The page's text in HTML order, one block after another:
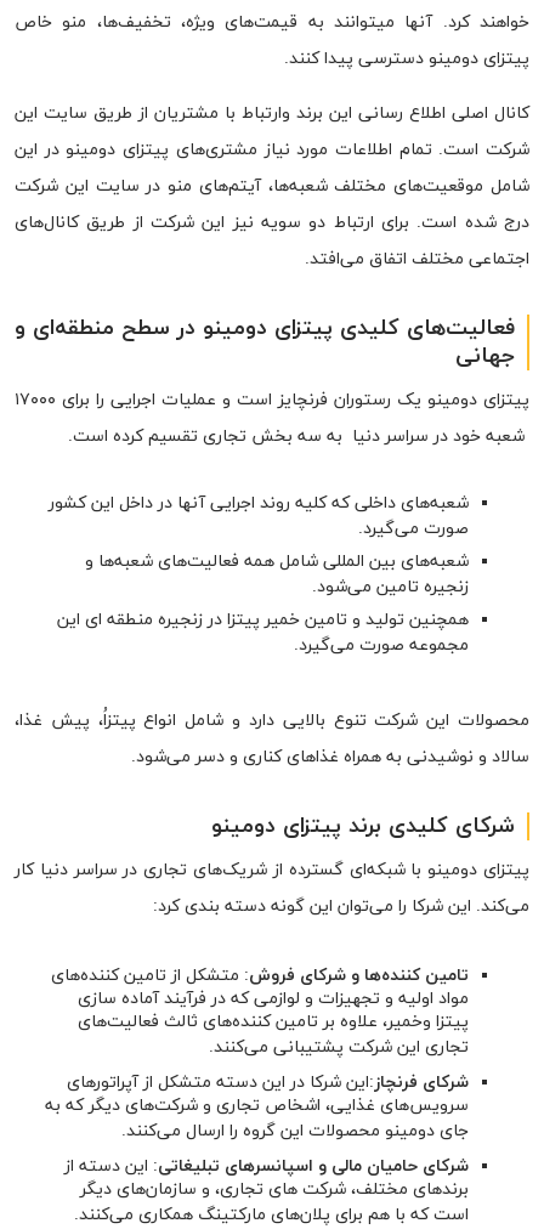
خواهند کرد. آنها میتوانند به قیمت‌های ویژه، تخفیف‌ها، منو خاص
پیتزای دومینو دسترسی پیدا کنند.
کانال اصلی اطلاع رسانی این برند وارتباط با مشتریان از طریق سایت این
شرکت است. تمام اطلاعات مورد نیاز مشتری‌های پیتزای دومینو در این
شامل موقعیت‌های مختلف شعبه‌ها، آیتم‌های منو در سایت این شرکت
درج شده است. برای ارتباط دو سویه نیز این شرکت از طریق کانال‌های
اجتماعی مختلف اتفاق می‌‌افتد.
فعالیت‌های کلیدی پیتزای دومینو در سطح منطقه‌ای و
جهانی
پیتزای دومینو یک رستوران فرنچایز است و عملیات اجرایی را برای ۱۷۰۰۰
شعبه خود در سراسر دنیا به سه بخش تجاری تقسیم کرده است.
شعبه‌های داخلی که کلیه روند اجرایی آنها در داخل این کشور
صورت می‌گیرد.
شعبه‌های بین المللی شامل همه فعالیت‌های شعبه‌ها و
زنجیره تامین می‌شود.
همچنین تولید و تامین خمیر پیتزا در زنجیره منطقه ای این
مجموعه صورت می‌گیرد.
محصولات این شرکت تنوع بالایی دارد و شامل انواع پیتزاُ، پیش غذا،
سالاد و نوشیدنی به همراه غذاهای کناری و دسر می‌شود.
شرکای کلیدی برند پیتزای دومینو
پیتزای دومینو با شبکه‌ای گسترده از شریک‌های تجاری در سراسر دنیا کار
می‌کند. این شرکا را می‌توان این گونه دسته بندی کرد:
تامین کننده‌ها و شرکای فروش: متشکل از تامین کننده‌های
مواد اولیه و تجهیزات و لوازمی که در فرآیند آماده سازی
پیتزا وخمیر، علاوه بر تامین کننده‌های ثالث فعالیت‌های
تجاری این شرکت پشتیبانی می‌کنند.
شرکای فرنچاز:این شرکا در این دسته متشکل از آپراتورهای
سرویس‌های غذایی، اشخاص تجاری و شرکت‌های دیگر که به
جای دومینو محصولات این گروه را ارسال می‌کنند.
شرکای حامیان مالی و اسپانسرهای تبلیغاتی: این دسته از
برندهای مختلف، شرکت های تجاری، و سازمان‌های دیگر
است که با هم برای پلان‌های مارکتینگ همکاری می‌کنند.